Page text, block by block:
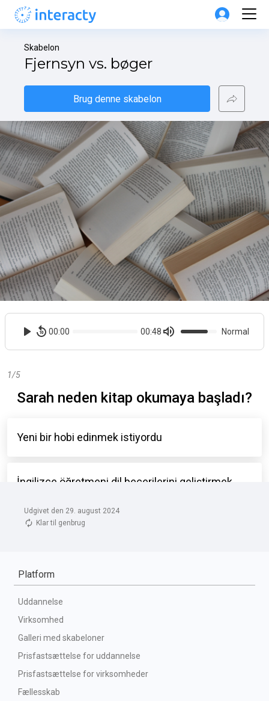
Udgivet den 29. august 2024
Klar til genbrug
Skabelon
Fjernsyn vs. bøger
Brug denne skabelon
Platform
Uddannelse
Virksomhed
Galleri med skabeloner
Prisfastsættelse for uddannelse
Prisfastsættelse for virksomheder
Fællesskab